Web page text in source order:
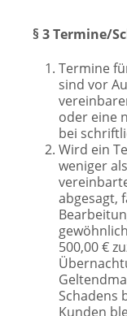
§ 3 Termine/
Termine
sind vor
oder eine
bei
Wird ein
weniger
abgesagt,
500,00 €
Schadens
Kunden